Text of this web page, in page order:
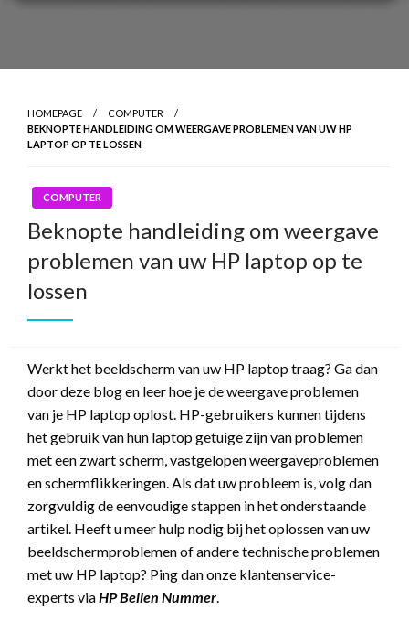
HOMEPAGE
COMPUTER
BEKNOPTE HANDLEIDING OM WEERGAVE PROBLEMEN VAN UW HP
LAPTOP OP TE LOSSEN
COMPUTER
Beknopte handleiding om weergave
problemen van uw HP laptop op te
lossen
Werkt het beeldscherm van uw HP laptop traag? Ga dan
door deze blog en leer hoe je de weergave problemen
van je HP laptop oplost. HP-gebruikers kunnen tijdens
het gebruik van hun laptop getuige zijn van problemen
met een zwart scherm, vastgelopen weergaveproblemen
en schermflikkeringen. Als dat uw probleem is, volg dan
zorgvuldig de eenvoudige stappen in het onderstaande
artikel. Heeft u meer hulp nodig bij het oplossen van uw
beeldschermproblemen of andere technische problemen
met uw HP laptop? Ping dan onze klantenservice-
experts viaHP Bellen Nummer.